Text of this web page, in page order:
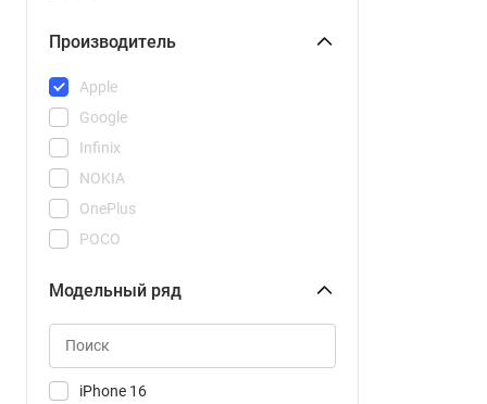
Производитель
Apple
Google
Infinix
NOKIA
OnePlus
POCO
Realme
Samsung
Vivo
Модельный ряд
iPhone 16